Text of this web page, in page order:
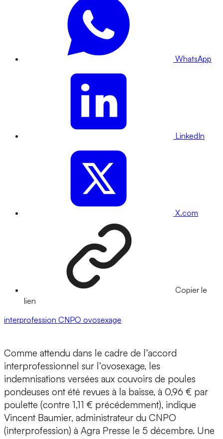
WhatsApp
LinkedIn
X.com
Copier le
lien
interprofession CNPO ovosexage
Comme attendu dans le cadre de l’accord
interprofessionnel sur l’ovosexage, les
indemnisations versées aux couvoirs de poules
pondeuses ont été revues à la baisse, à 0,96 € par
poulette (contre 1,11 € précédemment), indique
Vincent Baumier, administrateur du CNPO
(interprofession) à Agra Presse le 5 décembre. Une